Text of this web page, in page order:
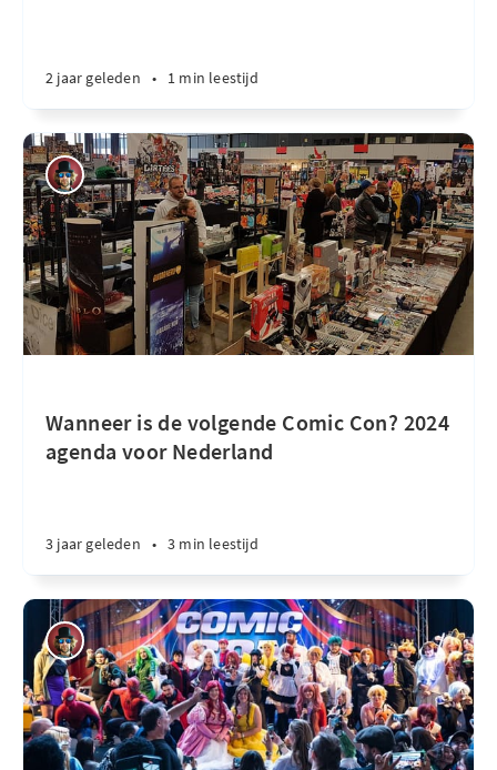
2 jaar geleden • 1 min leestijd
Wanneer is de volgende Comic Con? 2024
agenda voor Nederland
3 jaar geleden • 3 min leestijd